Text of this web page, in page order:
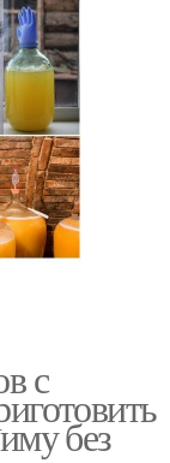
с
без